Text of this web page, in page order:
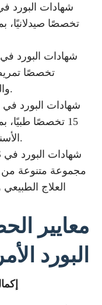
تخصصًا صيدلانيًا،
تخصصًا
والتمريض الإداري والتمريض التعليمي.
15 تخصصًا
الأسنان الوقائي وطب الأسنان الترميمي.
مجموعة متنوعة من
العلاج
معايير
البورد